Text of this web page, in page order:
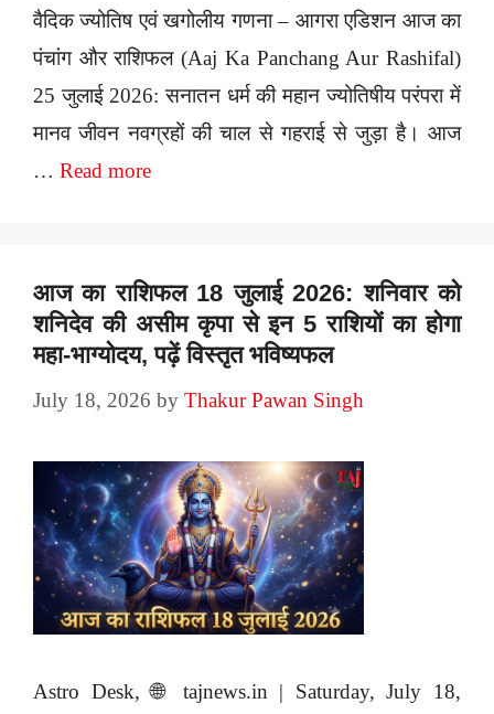
वैदिक ज्योतिष एवं खगोलीय गणना – आगरा एडिशन आज का
पंचांग और राशिफल (Aaj Ka Panchang Aur Rashifal)
25 जुलाई 2026: सनातन धर्म की महान ज्योतिषीय परंपरा में
मानव जीवन नवग्रहों की चाल से गहराई से जुड़ा है। आज
… Read more
आज का राशिफल 18 जुलाई 2026: शनिवार को
शनिदेव की असीम कृपा से इन 5 राशियों का होगा
महा-भाग्योदय, पढ़ें विस्तृत भविष्यफल
July 18, 2026 by Thakur Pawan Singh
Astro Desk, 🌐 tajnews.in | Saturday, July 18,